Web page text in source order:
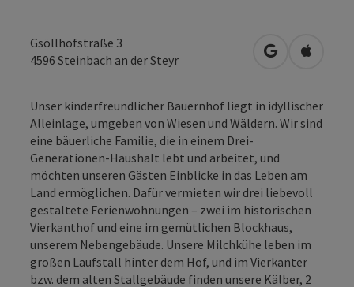
Gsöllhofstraße 3
4596 Steinbach an der Steyr in Google
in
Unser kinderfreundlicher Bauernhof liegt in idyllischer
Alleinlage, umgeben von Wiesen und Wäldern. Wir sind
eine bäuerliche Familie, die in einem Drei-
Generationen-Haushalt lebt und arbeitet, und
möchten unseren Gästen Einblicke in das Leben am
Land ermöglichen. Dafür vermieten wir drei liebevoll
gestaltete Ferienwohnungen – zwei im historischen
Vierkanthof und eine im gemütlichen Blockhaus,
unserem Nebengebäude. Unsere Milchkühe leben im
großen Laufstall hinter dem Hof, und im Vierkanter
bzw. dem alten Stallgebäude finden unsere Kälber, 2